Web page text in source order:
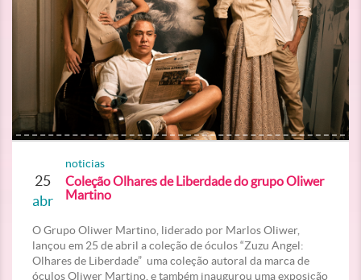
25
abr
noticias
Coleção Olhares de Liberdade do grupo Oliwer
Martino
O Grupo Oliwer Martino, liderado por Marlos Oliwer,
lançou em 25 de abril a coleção de óculos “Zuzu Angel:
Olhares de Liberdade” uma coleção autoral da marca de
óculos Oliwer Martino, e também inaugurou uma exposição